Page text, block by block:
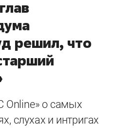
решил, что
Online» о самых
слухах и интригах